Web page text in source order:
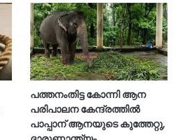
പത്തനംതിട്ട കോന്നി ആന
പരിപാലന കേന്ദ്രത്തിൽ
പാപ്പാന് ആനയുടെ കുത്തേറ്റു,